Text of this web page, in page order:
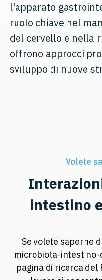
l'apparato
ruolo chiave nel
del cervello e nella
offrono approcci
sviluppo di nuove
Volete
intestino
Se volete saperne
microbiota-
pagina di ricerca del